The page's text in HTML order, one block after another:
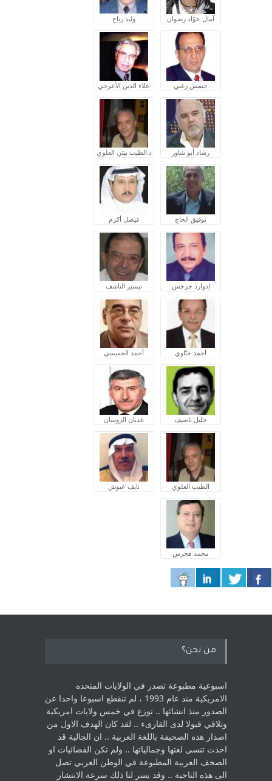
آمال عوّاد رضوان وليد رباح
جيمس زغبي علاء الدين الأعرجي
رشاد أبو شاور د.الطيب بيتي العلوي
توفيق الحاج فيصل أكرم
إدوارد جرجس تيسير الناشف
أحمد ختّاوي أحمد الخميسي
خليل ناصيف عدنان الروسان
الطيب العلوي نايف عبوش
محمد هجرس
من نحن؟
اسبوعية مطبوعة تصدر في الولايات المتحده
الامريكية منذ عام 1993 ، لم ‏تنقطع اسبوعا واحدا عن
الصدور منذ انشائها .. توزع في خمس ولايات امريكية
‏وتلاقي قبولا لدى القارىء ..‏ لقد كان الهدف الاول من
اصدار هذه الصحيفة باللغة العربية .. ان الجالية قد
اخذت ‏تنسى لغتها وجمالياتها .. ولم تكن الفضائيات او
الصحف العربية المطبوعة في الوطن ‏العربي تصل
الى هذه الناحية .. وقد يسر لنا ذلك سرعة الانتشار